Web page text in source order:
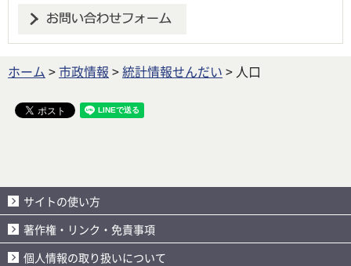
ホーム >市政情報 >統計情報せんだい > 人口
サイトの使い方
著作権・リンク・免責事項
個人情報の取り扱いについて